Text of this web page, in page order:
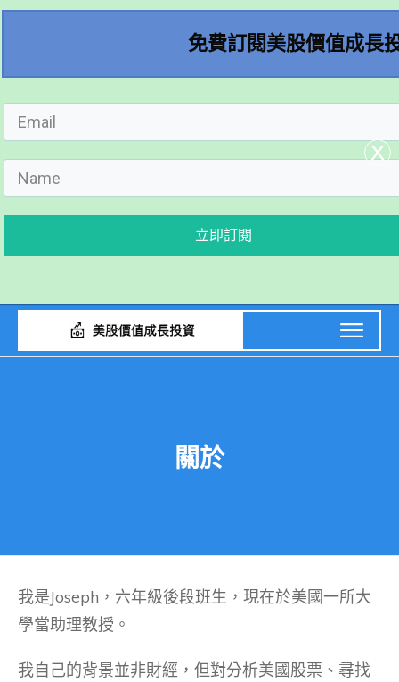
關於
我是Joseph，六年級後段班生，現在於美國一所大
學當助理教授。
我自己的背景並非財經，但對分析美國股票、尋找
免費訂閱美股價值成長
立即訂閱
x